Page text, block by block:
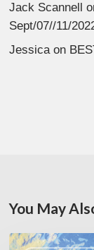
Jack Scannell
Sept/07//11/
Jessicaon
You May
Ismail